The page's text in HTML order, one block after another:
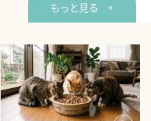
もっと見る +